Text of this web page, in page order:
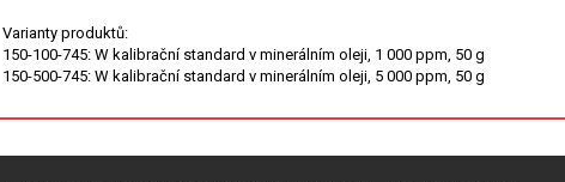
Varianty produktů:
150-100-745: W kalibrační standard v minerálním oleji, 1 000 ppm, 50 g
150-500-745: W kalibrační standard v minerálním oleji, 5 000 ppm, 50 g